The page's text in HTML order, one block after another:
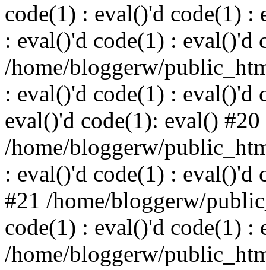
code(1) : eval()'d code(1) :
: eval()'d code(1) : eval()'d
/home/bloggerw/
: eval()'d code(1) : eval()'d
eval()'d code(1): eval() #20
/home/bloggerw/
: eval()'d code(1) : eval()'d
#21 /home/bloggerw/
code(1) : eval()'d code(1) :
/home/bloggerw/